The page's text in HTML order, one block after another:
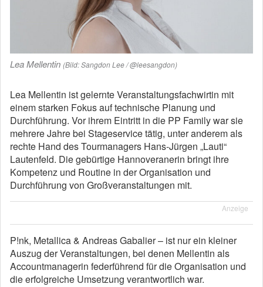
Lea Mellentin (Bild: Sangdon Lee / @leesangdon)
Lea Mellentin ist gelernte Veranstaltungsfachwirtin mit
einem starken Fokus auf technische Planung und
Durchführung. Vor ihrem Eintritt in die PP Family war sie
mehrere Jahre bei Stageservice tätig, unter anderem als
rechte Hand des Tourmanagers Hans-Jürgen „Lauti“
Lautenfeld. Die gebürtige Hannoveranerin bringt ihre
Kompetenz und Routine in der Organisation und
Durchführung von Großveranstaltungen mit.
Anzeige
P!nk, Metallica & Andreas Gabalier – ist nur ein kleiner
Auszug der Veranstaltungen, bei denen Mellentin als
Accountmanagerin federführend für die Organisation und
die erfolgreiche Umsetzung verantwortlich war.